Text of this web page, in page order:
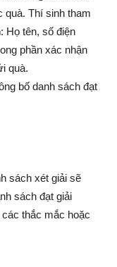
quà. Thí sinh tham
Họ tên, số điện
phần xác nhận
quà.
bố danh sách đạt
sách xét giải sẽ
sách đạt giải
thắc mắc hoặc